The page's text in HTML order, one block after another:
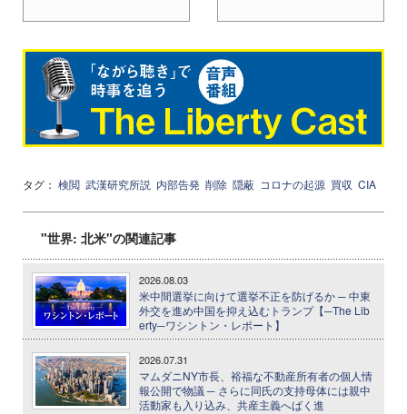
タグ： 検閲 武漢研究所説 内部告発 削除 隠蔽 コロナの起源 買収 CIA
"世界: 北米"の関連記事
2026.08.03
米中間選挙に向けて選挙不正を防げるか ─ 中東
外交を進め中国を抑え込むトランプ【─The Lib
erty─ワシントン・レポート】
2026.07.31
マムダニNY市長、裕福な不動産所有者の個人情
報公開で物議 ─ さらに同氏の支持母体には親中
活動家も入り込み、共産主義へばく進